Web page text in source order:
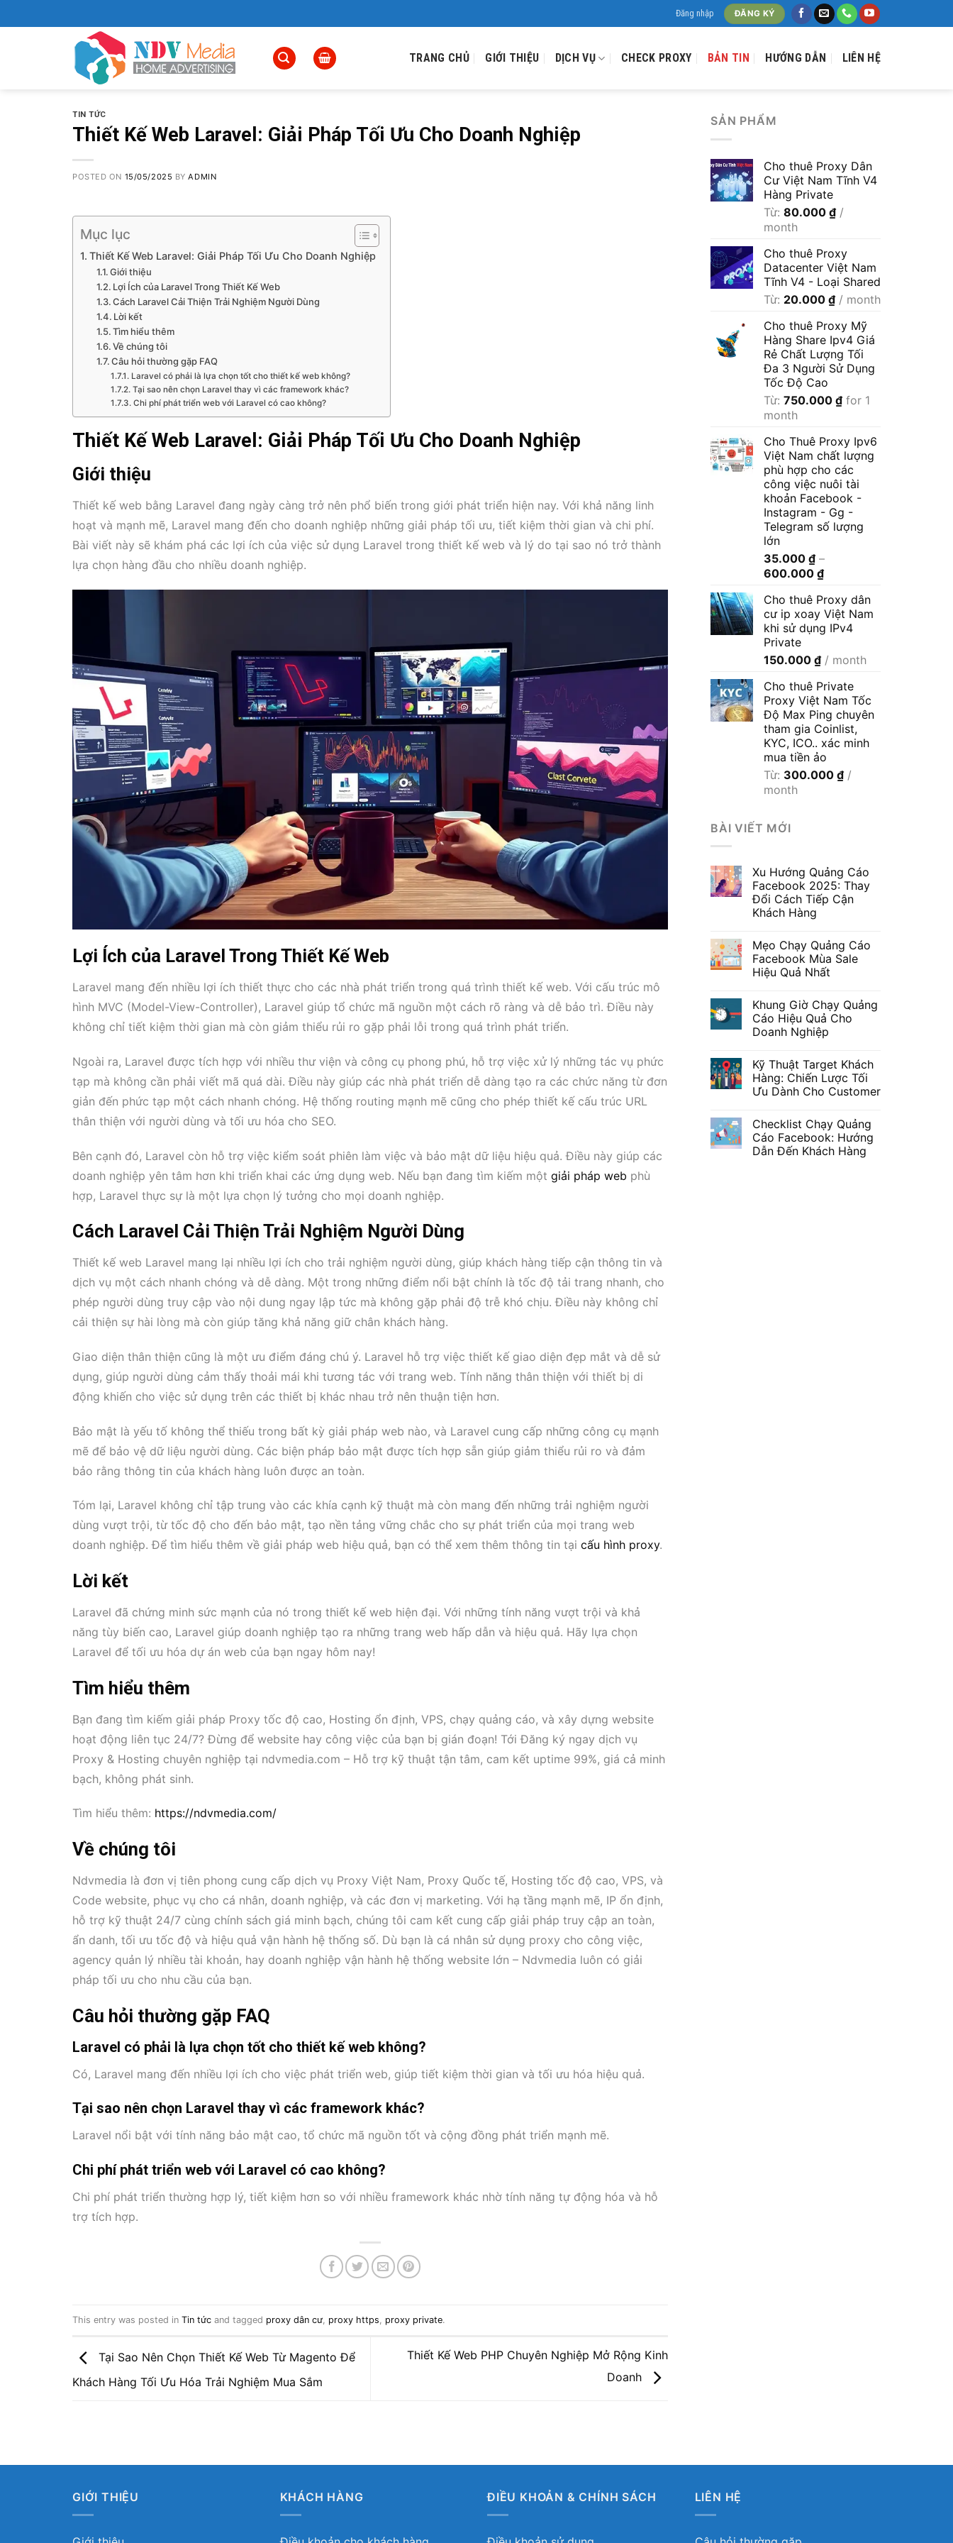
to
Đăng nhập ĐĂNG KÝ
TRANG CHỦ GIỚI THIỆU DỊCH VỤ CHECK PROXY BẢN TIN HƯỚNG DẪN LIÊN HỆ
TIN TỨC
Thiết Kế Web Laravel: Giải Pháp Tối Ưu Cho Doanh Nghiệp
POSTED ON 15/05/2025 BYADMIN
Mục lục
Thiết Kế Web Laravel: Giải Pháp Tối Ưu Cho Doanh Nghiệp
Giới thiệu
Lợi Ích của Laravel Trong Thiết Kế Web
Cách Laravel Cải Thiện Trải Nghiệm Người Dùng
Lời kết
Tìm hiểu thêm
Về chúng tôi
Câu hỏi thường gặp FAQ
Laravel có phải là lựa chọn tốt cho thiết kế web không?
Tại sao nên chọn Laravel thay vì các framework khác?
Chi phí phát triển web với Laravel có cao không?
Thiết Kế Web Laravel: Giải Pháp Tối Ưu Cho Doanh Nghiệp
Giới thiệu
Thiết kế web bằng Laravel đang ngày càng trở nên phổ biến trong giới phát triển hiện nay. Với khả năng linh
hoạt và mạnh mẽ, Laravel mang đến cho doanh nghiệp những giải pháp tối ưu, tiết kiệm thời gian và chi phí.
Bài viết này sẽ khám phá các lợi ích của việc sử dụng Laravel trong thiết kế web và lý do tại sao nó trở thành
lựa chọn hàng đầu cho nhiều doanh nghiệp.
Lợi Ích của Laravel Trong Thiết Kế Web
Laravel mang đến nhiều lợi ích thiết thực cho các nhà phát triển trong quá trình thiết kế web. Với cấu trúc mô
hình MVC (Model-View-Controller), Laravel giúp tổ chức mã nguồn một cách rõ ràng và dễ bảo trì. Điều này
không chỉ tiết kiệm thời gian mà còn giảm thiểu rủi ro gặp phải lỗi trong quá trình phát triển.
Ngoài ra, Laravel được tích hợp với nhiều thư viện và công cụ phong phú, hỗ trợ việc xử lý những tác vụ phức
tạp mà không cần phải viết mã quá dài. Điều này giúp các nhà phát triển dễ dàng tạo ra các chức năng từ đơn
giản đến phức tạp một cách nhanh chóng. Hệ thống routing mạnh mẽ cũng cho phép thiết kế cấu trúc URL
thân thiện với người dùng và tối ưu hóa cho SEO.
Bên cạnh đó, Laravel còn hỗ trợ việc kiểm soát phiên làm việc và bảo mật dữ liệu hiệu quả. Điều này giúp các
doanh nghiệp yên tâm hơn khi triển khai các ứng dụng web. Nếu bạn đang tìm kiếm một giải pháp web phù
hợp, Laravel thực sự là một lựa chọn lý tưởng cho mọi doanh nghiệp.
Cách Laravel Cải Thiện Trải Nghiệm Người Dùng
Thiết kế web Laravel mang lại nhiều lợi ích cho trải nghiệm người dùng, giúp khách hàng tiếp cận thông tin và
dịch vụ một cách nhanh chóng và dễ dàng. Một trong những điểm nổi bật chính là tốc độ tải trang nhanh, cho
phép người dùng truy cập vào nội dung ngay lập tức mà không gặp phải độ trễ khó chịu. Điều này không chỉ
cải thiện sự hài lòng mà còn giúp tăng khả năng giữ chân khách hàng.
Giao diện thân thiện cũng là một ưu điểm đáng chú ý. Laravel hỗ trợ việc thiết kế giao diện đẹp mắt và dễ sử
dụng, giúp người dùng cảm thấy thoải mái khi tương tác với trang web. Tính năng thân thiện với thiết bị di
động khiến cho việc sử dụng trên các thiết bị khác nhau trở nên thuận tiện hơn.
Bảo mật là yếu tố không thể thiếu trong bất kỳ giải pháp web nào, và Laravel cung cấp những công cụ mạnh
mẽ để bảo vệ dữ liệu người dùng. Các biện pháp bảo mật được tích hợp sẵn giúp giảm thiểu rủi ro và đảm
bảo rằng thông tin của khách hàng luôn được an toàn.
Tóm lại, Laravel không chỉ tập trung vào các khía cạnh kỹ thuật mà còn mang đến những trải nghiệm người
dùng vượt trội, từ tốc độ cho đến bảo mật, tạo nền tảng vững chắc cho sự phát triển của mọi trang web
doanh nghiệp. Để tìm hiểu thêm về giải pháp web hiệu quả, bạn có thể xem thêm thông tin tại cấu hình proxy.
Lời kết
Laravel đã chứng minh sức mạnh của nó trong thiết kế web hiện đại. Với những tính năng vượt trội và khả
năng tùy biến cao, Laravel giúp doanh nghiệp tạo ra những trang web hấp dẫn và hiệu quả. Hãy lựa chọn
Laravel để tối ưu hóa dự án web của bạn ngay hôm nay!
Tìm hiểu thêm
Bạn đang tìm kiếm giải pháp Proxy tốc độ cao, Hosting ổn định, VPS, chạy quảng cáo, và xây dựng website
hoạt động liên tục 24/7? Đừng để website hay công việc của bạn bị gián đoạn! Tới Đăng ký ngay dịch vụ
Proxy & Hosting chuyên nghiệp tại ndvmedia.com – Hỗ trợ kỹ thuật tận tâm, cam kết uptime 99%, giá cả minh
bạch, không phát sinh.
Tìm hiểu thêm: https://ndvmedia.com/
Về chúng tôi
Ndvmedia là đơn vị tiên phong cung cấp dịch vụ Proxy Việt Nam, Proxy Quốc tế, Hosting tốc độ cao, VPS, và
Code website, phục vụ cho cá nhân, doanh nghiệp, và các đơn vị marketing. Với hạ tầng mạnh mẽ, IP ổn định,
hỗ trợ kỹ thuật 24/7 cùng chính sách giá minh bạch, chúng tôi cam kết cung cấp giải pháp truy cập an toàn,
ẩn danh, tối ưu tốc độ và hiệu quả vận hành hệ thống số. Dù bạn là cá nhân sử dụng proxy cho công việc,
agency quản lý nhiều tài khoản, hay doanh nghiệp vận hành hệ thống website lớn – Ndvmedia luôn có giải
pháp tối ưu cho nhu cầu của bạn.
Câu hỏi thường gặp FAQ
Laravel có phải là lựa chọn tốt cho thiết kế web không?
Có, Laravel mang đến nhiều lợi ích cho việc phát triển web, giúp tiết kiệm thời gian và tối ưu hóa hiệu quả.
Tại sao nên chọn Laravel thay vì các framework khác?
Laravel nổi bật với tính năng bảo mật cao, tổ chức mã nguồn tốt và cộng đồng phát triển mạnh mẽ.
Chi phí phát triển web với Laravel có cao không?
Chi phí phát triển thường hợp lý, tiết kiệm hơn so với nhiều framework khác nhờ tính năng tự động hóa và hỗ
trợ tích hợp.
This entry was posted in Tin tức and tagged proxy dân cư proxy https proxy private.
Tại Sao Nên Chọn Thiết Kế Web Từ Magento Để
Khách Hàng Tối Ưu Hóa Trải Nghiệm Mua Sắm
Thiết Kế Web PHP Chuyên Nghiệp Mở Rộng Kinh
Doanh
SẢN PHẨM
Cho thuê Proxy Dân
Cư Việt Nam Tĩnh V4
Hàng Private
Từ: 80.000 ₫ /
month
Cho thuê Proxy
Datacenter Việt Nam
Tĩnh V4 - Loại Shared
Từ: 20.000 ₫ / month
Cho thuê Proxy Mỹ
Hàng Share Ipv4 Giá
Rẻ Chất Lượng Tối
Đa 3 Người Sử Dụng
Tốc Độ Cao
Từ: 750.000 ₫ for 1
month
Cho Thuê Proxy Ipv6
Việt Nam chất lượng
phù hợp cho các
công việc nuôi tài
khoản Facebook -
Instagram - Gg -
Telegram số lượng
lớn
35.000 ₫ –
600.000 ₫Khoảng
từ
35.000 ₫
đến
Cho thuê Proxy dân
cư ip xoay Việt Nam
khi sử dụng IPv4
Private
150.000 ₫ / month
Cho thuê Private
Proxy Việt Nam Tốc
Độ Max Ping chuyên
tham gia Coinlist,
KYC, ICO.. xác minh
mua tiền ảo
Từ: 300.000 ₫ /
month
BÀI VIẾT MỚI
Xu Hướng Quảng Cáo
Facebook 2025: Thay
Đổi Cách Tiếp Cận
Khách Hàng
Mẹo Chạy Quảng Cáo
Facebook Mùa Sale
Hiệu Quả Nhất
Khung Giờ Chạy Quảng
Cáo Hiệu Quả Cho
Doanh Nghiệp
Kỹ Thuật Target Khách
Hàng: Chiến Lược Tối
Ưu Dành Cho Customer
Checklist Chạy Quảng
Cáo Facebook: Hướng
Dẫn Đến Khách Hàng
GIỚI THIỆU KHÁCH HÀNG ĐIỀU KHOẢN & CHÍNH SÁCH LIÊN HỆ